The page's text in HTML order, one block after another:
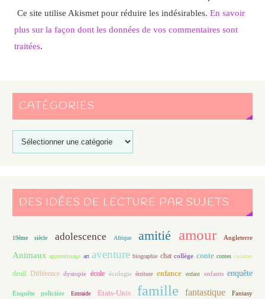
Ce site utilise Akismet pour réduire les indésirables. En savoir
plus sur la façon dont les données de vos commentaires sont
traitées.
CATÉGORIES
DES IDÉES DE LECTURE PAR SUJETS
19ème siècle adolescence Afrique amitié amour Angleterre
Animaux apprentissage art aventure biographie chat collège conte contes cuisine
deuil Différence dystopie école écologie écriture enfance enfant enfants enquête
Enquête policière Entraide Etats-Unis famille fantastique Fantasy